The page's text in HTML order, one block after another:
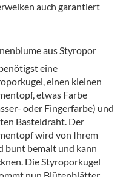
auch garantiert
aus Styropor
eine
einen kleinen
etwas Farbe
oder Fingerfarbe) und
Basteldraht. Der
wird von Ihrem
bunt bemalt und kann
Die Styroporkugel